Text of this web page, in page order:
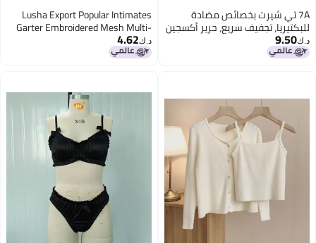
7A تي شيرت بخصائص مضادة
للبكتيريا، تجفيف سريع، حرير أكسجين
جليدي، بدون علامات، برقبة
مستديرة، مجموعة ملابس صيفية،
د.ك‏9.50
Lusha Export Popular Intimates
Garter Embroidered Mesh Multi-
Color Body Shaping Split Suit
Xyh0348
د.ك‏4.62